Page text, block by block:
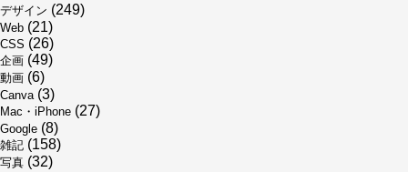
デザイン (249)
Web (21)
CSS (26)
企画 (49)
動画 (6)
Canva (3)
Mac・iPhone (27)
Google (8)
雑記 (158)
写真 (32)